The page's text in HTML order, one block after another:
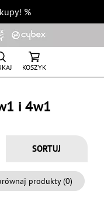
%
KOSZYK
i 4w1
produkty (0)